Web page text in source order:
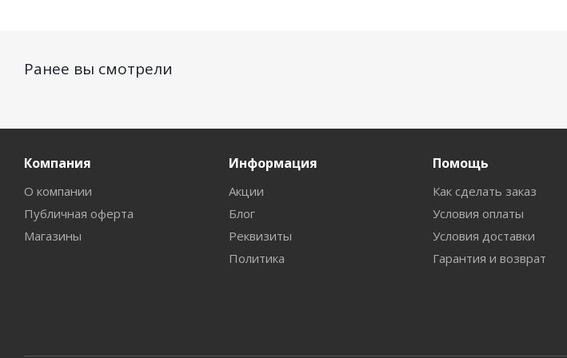
Ранее вы смотрели
Компания
О компании
Публичная оферта
Магазины
Информация
Акции
Блог
Реквизиты
Политика
Помощь
Как сделать заказ
Условия оплаты
Условия доставки
Гарантия и возврат